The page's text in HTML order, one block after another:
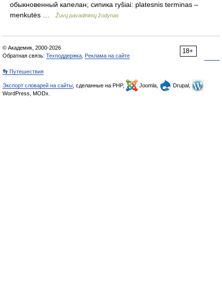
обыкновенный капелан; сипика ryšiai: platesnis terminas –
menkutės …
Žuvų pavadinimų žodynas
18+
© Академик, 2000-2026
Обратная связь: Техподдержка Реклама на сайте
👣 Путешествия
Экспорт словарей на сайты , сделанные на PHP, Joomla,
Drupal,
WordPress, MODx.